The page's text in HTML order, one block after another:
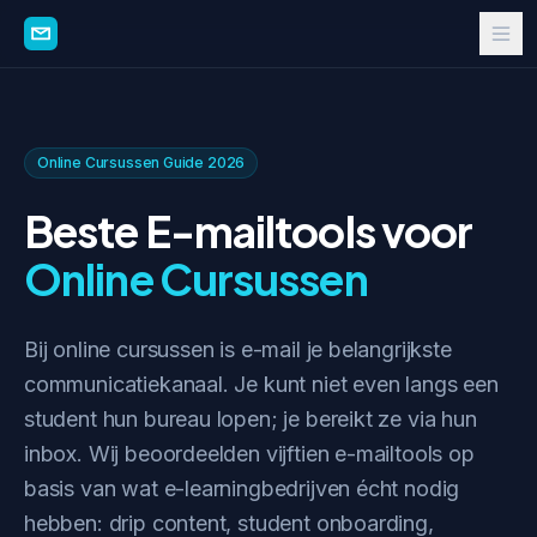
Online Cursussen Guide 2026
Beste E-mailtools voor
Online Cursussen
Bij online cursussen is e-mail je belangrijkste
communicatiekanaal. Je kunt niet even langs een
student hun bureau lopen; je bereikt ze via hun
inbox. Wij beoordeelden vijftien e-mailtools op
basis van wat e-learningbedrijven écht nodig
hebben: drip content, student onboarding,